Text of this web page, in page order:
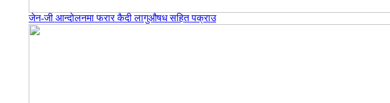
जेन-जी आन्दोलनमा फरार कैदी लागुऔषध सहित पक्राउ